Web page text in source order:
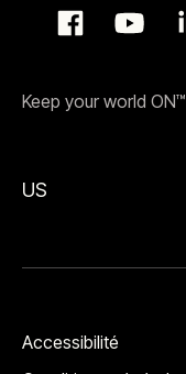
Keep your world ON™
US
Accessibilité